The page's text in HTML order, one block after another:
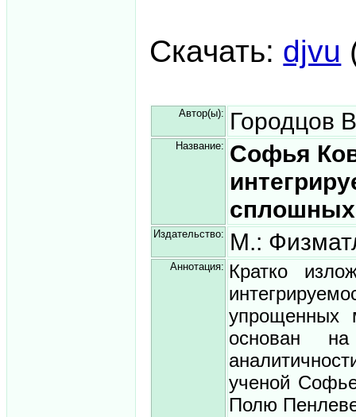
Скачать: djvu
Автор(ы): Городцов
Название: Софья
Издательство: М.:
Аннотация: Кратко
упрощенных
основан
ученой
Полю